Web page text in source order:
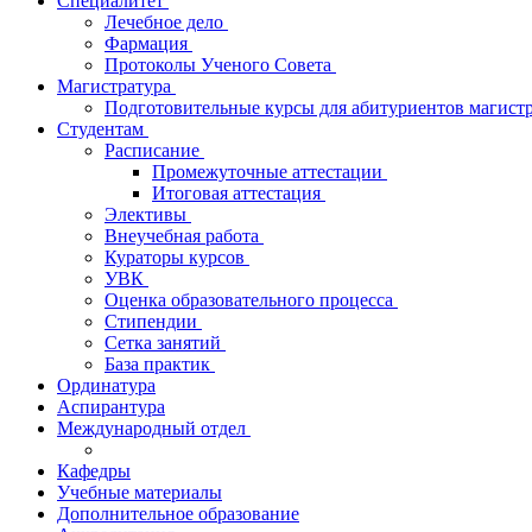
Лечебное дело
Фармация
Протоколы Ученого Совета
Магистратура
Подготовительные курсы для абитуриентов
Студентам
Расписание
Промежуточные аттестации
Итоговая аттестация
Элективы
Внеучебная работа
Кураторы курсов
УВК
Оценка образовательного процесса
Стипендии
Сетка занятий
База практик
Ординатура
Аспирантура
Международный отдел
Кафедры
Учебные материалы
Дополнительное образование